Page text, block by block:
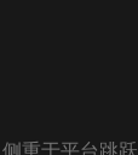
重于平台跳跃